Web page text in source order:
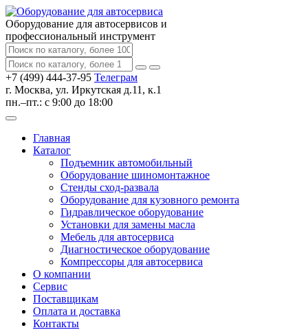
Оборудование для автосервисов и
профессиональный инструмент
+7 (499) 444-37-95 Телеграм
г. Москва, ул. Иркутская д.11, к.1
пн.–пт.: с 9:00 до 18:00
Главная
Каталог
Подъемник автомобильный
Оборудование шиномонтажное
Стенды сход-развала
Оборудование для кузовного ремонта
Гидравлическое оборудование
Установки для замены масла
Мебель для автосервиса
Диагностическое оборудование
Компрессоры для автосервиса
О компании
Сервис
Поставщикам
Оплата и доставка
Контакты